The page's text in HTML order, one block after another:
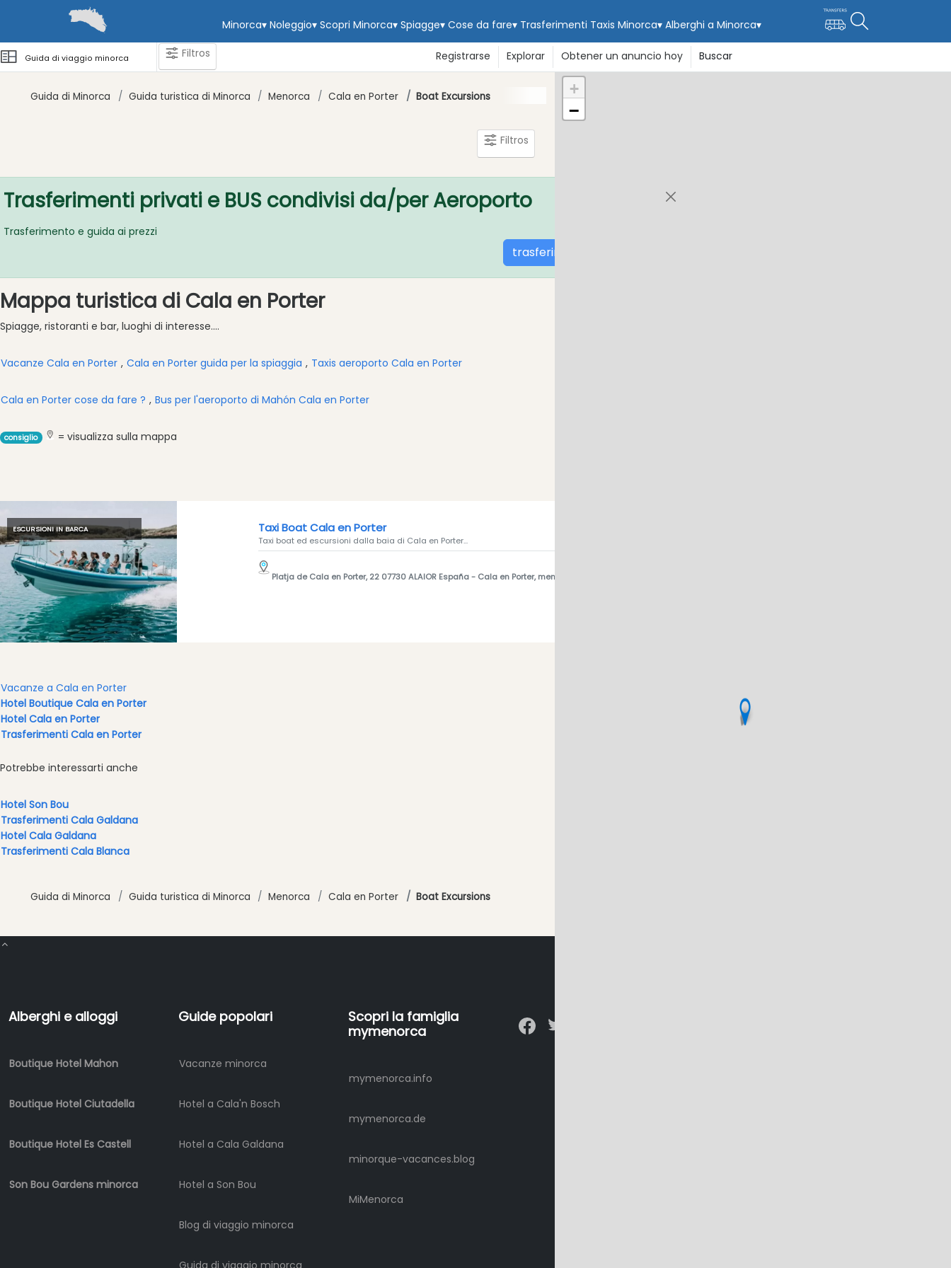
Minorca▾ Noleggio▾ Scopri Minorca▾ Spiagge▾ Cose da fare▾ Trasferimenti Taxis Minorca▾ Alberghi a Minorca▾
Guida di viaggio minorca Filtros Registrarse Explorar Obtener un anuncio hoy Buscar
Categorie
Società
di
attività
Tour
Parchi
acquatici
Ristorante
bevande
per
Live
Music
Locali
notturni
Terrazas
Beach
Bar
Shopping
Trasferimento
Trasporti
di
Standup
Paddle
hire
Noleggio
Noleggio
noleggio
di
Servizi
mobilità
Venue
Shows
Guida di Minorca Guida turistica di Minorca Menorca Cala en Porter Boat Excursions
Filtros
Trasferimenti privati ​​e BUS condivisi da/per Aeroporto
Trasferimento e guida ai prezzi
trasferimenti a Minorca
Mappa turistica di Cala en Porter
Spiagge, ristoranti e bar, luoghi di interesse....
Vacanze Cala en Porter , Cala en Porter guida per la spiaggia , Taxis aeroporto Cala en Porter
Cala en Porter cose da fare ? , Bus per l'aeroporto di Mahón Cala en Porter
consiglio = visualizza sulla mappa
ESCURSIONI IN BARCA Taxi Boat Cala en Porter
Taxi boat ed escursioni dalla baia di Cala en Porter...
Platja de Cala en Porter, 22 07730 ALAIOR España- Cala en Porter, menorca 07730
Vacanze a Cala en Porter
Hotel Boutique Cala en Porter
Hotel Cala en Porter
Trasferimenti Cala en Porter
Potrebbe interessarti anche
Hotel Son Bou
Trasferimenti Cala Galdana
Hotel Cala Galdana
Trasferimenti Cala Blanca
Guida di Minorca Guida turistica di Minorca Menorca Cala en Porter Boat Excursions
Alberghi e alloggi
Boutique Hotel Mahon
Boutique Hotel Ciutadella
Boutique Hotel Es Castell
Son Bou Gardens minorca
Guide popolari
Vacanze minorca
Hotel a Cala'n Bosch
Hotel a Cala Galdana
Hotel a Son Bou
Blog di viaggio minorca
Scopri la famiglia
mymenorca
mymenorca.info
mymenorca.de
minorque-vacances.blog
MiMenorca
+
−